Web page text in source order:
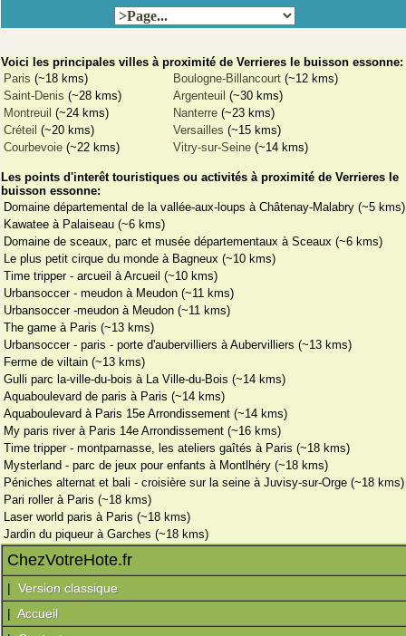
Voici les principales villes à proximité de Verrieres le buisson essonne:
Paris (~18 kms) Boulogne-Billancourt (~12 kms)
Saint-Denis (~28 kms) Argenteuil (~30 kms)
Montreuil (~24 kms) Nanterre (~23 kms)
Créteil (~20 kms) Versailles (~15 kms)
Courbevoie (~22 kms) Vitry-sur-Seine (~14 kms)
Les points d'interêt touristiques ou activités à proximité de Verrieres le
buisson essonne:
Domaine départemental de la vallée-aux-loups à Châtenay-Malabry (~5 kms)
Kawatee à Palaiseau (~6 kms)
Domaine de sceaux, parc et musée départementaux à Sceaux (~6 kms)
Le plus petit cirque du monde à Bagneux (~10 kms)
Time tripper - arcueil à Arcueil (~10 kms)
Urbansoccer - meudon à Meudon (~11 kms)
Urbansoccer -meudon à Meudon (~11 kms)
The game à Paris (~13 kms)
Urbansoccer - paris - porte d'aubervilliers à Aubervilliers (~13 kms)
Ferme de viltain (~13 kms)
Gulli parc la-ville-du-bois à La Ville-du-Bois (~14 kms)
Aquaboulevard de paris à Paris (~14 kms)
Aquaboulevard à Paris 15e Arrondissement (~14 kms)
My paris river à Paris 14e Arrondissement (~16 kms)
Time tripper - montparnasse, les ateliers gaîtés à Paris (~18 kms)
Mysterland - parc de jeux pour enfants à Montlhéry (~18 kms)
Péniches alternat et bali - croisière sur la seine à Juvisy-sur-Orge (~18 kms)
Pari roller à Paris (~18 kms)
Laser world paris à Paris (~18 kms)
Jardin du piqueur à Garches (~18 kms)
ChezVotreHote.fr
| Version classique
| Accueil